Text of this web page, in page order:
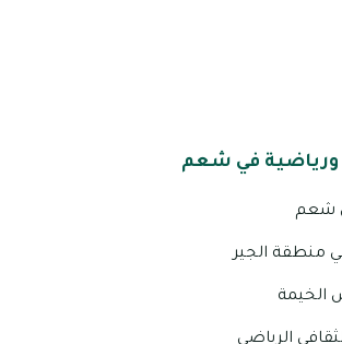
ورياضية في شعم
شعم
منطقة الجير
الخيمة
الرياضي